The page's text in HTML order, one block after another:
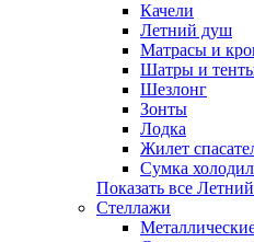
Качели
Летний душ
Матрасы и
Шатры и
Шезлонг
Зонты
Лодка
Жилет
Сумка
Показать все
Стеллажи